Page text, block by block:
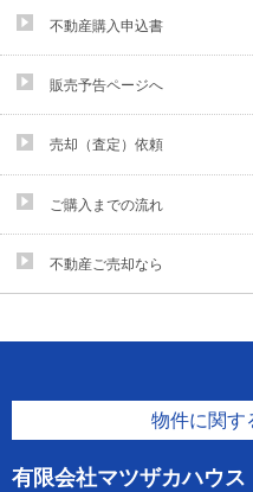
不動産購入申込書
販売予告ページへ
売却（査定）依頼
ご購入までの流れ
不動産ご売却なら
物件に関す
有限会社マツザカハウス